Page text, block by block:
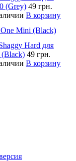
(Grey) 49 грн.
В корзину
Mini (Black)
Hard для
49 грн.
В корзину